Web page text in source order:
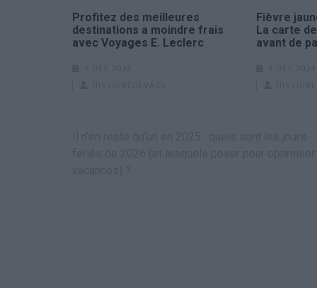
Profitez des meilleures
destinations a moindre frais
avec Voyages E. Leclerc
Fièvre
La carte
avant de